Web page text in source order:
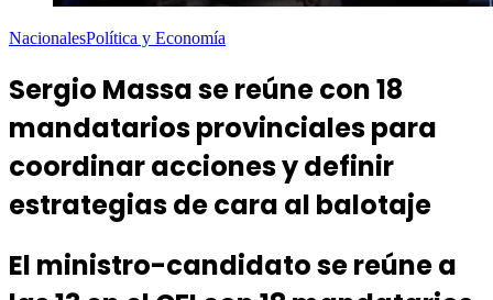
NacionalesPolítica y Economía
Sergio Massa se reúne con 18
mandatarios provinciales para
coordinar acciones y definir
estrategias de cara al balotaje
El ministro-candidato se reúne a